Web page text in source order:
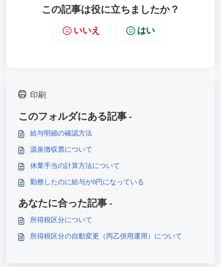
この記事は役に立ちましたか？
いいえ はい
印刷
このフォルダにある記事 -
給与明細の確認方法
源泉徴収票について
休業手当の計算方法について
勤務したのに給与が0円になっている
あなたに合った記事 -
所得税区分について
所得税区分の自動変更（丙乙併用運用）について